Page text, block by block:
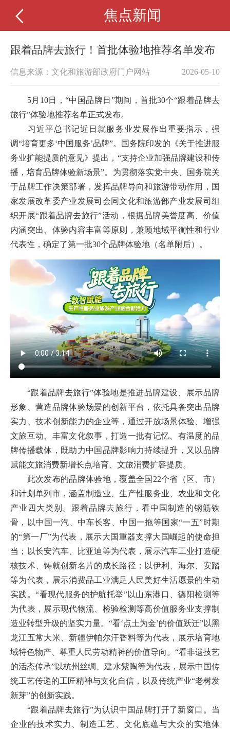
焦点新闻
跟着品牌去旅行！首批体验地推荐名单发布
信息来源：文化和旅游部政府门户网站 2026-05-10
5月10日，“中国品牌日”期间，首批30个“跟着品牌去
旅行”体验地推荐名单正式发布。
习近平总书记近日就服务业发展作出重要指示，强
调“培育更多‘中国服务’品牌”。国务院印发的《关于推进服
务业扩能提质的意见》提出，“支持企业加强品牌建设和传
播，培育品牌体验新场景”。为贯彻落实党中央、国务院关
于品牌工作决策部署，发挥品牌导向和旅游带动作用，国
家发展改革委产业发展司会同文化和旅游部产业发展司组
织开展“跟着品牌去旅行”活动，根据品牌美誉度高、价值
内涵突出、体验内容丰富等原则，兼顾地域平衡性和行业
代表性，确定了第一批30个品牌体验地（名单附后）。
“跟着品牌去旅行”体验地是推进品牌建设、展示品牌
形象、营造品牌体验场景的创新平台，依托具备突出品牌
实力、技术创新能力的企业等，通过开放场景体验、增强
文旅互动、丰富文化叙事，打造一批有记忆、有温度的品
牌传播载体，既助力中国品牌影响力持续提升，又以品牌
赋能文旅消费新增长点培育、文旅消费扩容提质。
此次发布的品牌体验地，覆盖全国22个省（区、市）
和计划单列市，涵盖制造业、生产性服务业、农业和文化
产业四大类别。跟着品牌去旅行，看中国制造的钢筋铁
骨，以中国一汽、中车长客、中国一拖等国家“一五”时期
的“第一厂”为代表，展示大国重器支撑大国崛起的使命担
当；以长安汽车、比亚迪等为代表，展示汽车工业打造硬
核技术、铸就创新名片的成长路径；以伊利、海尔、安踏
等为代表，展示消费品工业满足人民美好生活愿景的生动
实践。“看现代服务的护航托举”以山东港口、德阳检测等
为代表，展示现代物流、检验检测等高价值服务业支撑制
造业转型升级的坚实力量。“看‘点土为金’的价值跃迁”以黑
龙江五常大米、新疆伊帕尔汗香料等为代表，展示培育地
域特色物产、尊重人民劳动精神的价值导向。“看非遗技艺
的活态传承”以杭州丝绸、建水紫陶等为代表，展示中国传
统工艺传递的工匠精神与文化自信，以及传统产业“老树发
新芽”的创新实践。
“跟着品牌去旅行”为认识中国品牌打开了新窗口。当
企业的技术实力、制造工艺、文化底蕴与大众的实地体